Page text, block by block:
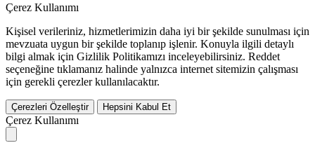
Çerez Kullanımı
Kişisel verileriniz, hizmetlerimizin daha iyi bir şekilde sunulması için
mevzuata uygun bir şekilde toplanıp işlenir. Konuyla ilgili detaylı
bilgi almak için Gizlilik Politikamızı inceleyebilirsiniz. Reddet
seçeneğine tıklamanız halinde yalnızca internet sitemizin çalışması
için gerekli çerezler kullanılacaktır.
Çerezleri Özelleştir Hepsini Kabul Et
Çerez Kullanımı